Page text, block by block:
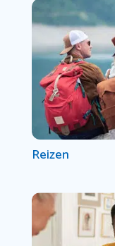
Reizen